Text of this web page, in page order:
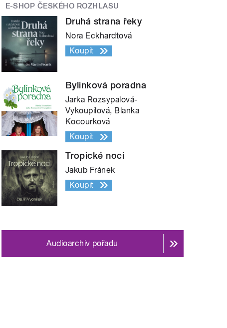
E-SHOP ČESKÉHO ROZHLASU
Druhá strana řeky
Nora Eckhardtová
Koupit
Bylinková poradna
Jarka Rozsypalová-
Vykoupilová, Blanka
Kocourková
Koupit
Tropické noci
Jakub Fránek
Koupit
Audioarchiv pořadu